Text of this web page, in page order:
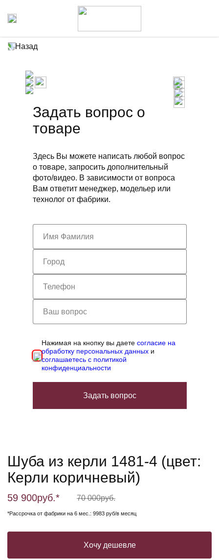
Назад
Задать вопрос о
товаре
Здесь Вы можете написать любой вопрос
о товаре, запросить дополнительный
фото/видео. В зависимости от вопроса
Вам ответит менеджер, модельер или
технолог от фабрики.
Нажимая на кнопку вы даетесогласие на
обработку персональных данных и
соглашаетесь с политикой
конфиденциальности
Задать вопрос
Шуба из керли 1481-4 (цвет:
Керли коричневый)
59 900руб.* 70 000руб.
*Рассрочка от фабрики на 6 мес.: 9983 руб/в месяц
Хочу дешевле